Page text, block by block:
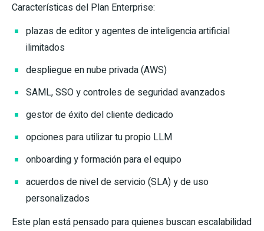
Características del Plan Enterprise:
plazas de editor y agentes de inteligencia artificial
ilimitados
despliegue en nube privada (AWS)
SAML, SSO y controles de seguridad avanzados
gestor de éxito del cliente dedicado
opciones para utilizar tu propio LLM
onboarding y formación para el equipo
acuerdos de nivel de servicio (SLA) y de uso
personalizados
Este plan está pensado para quienes buscan escalabilidad